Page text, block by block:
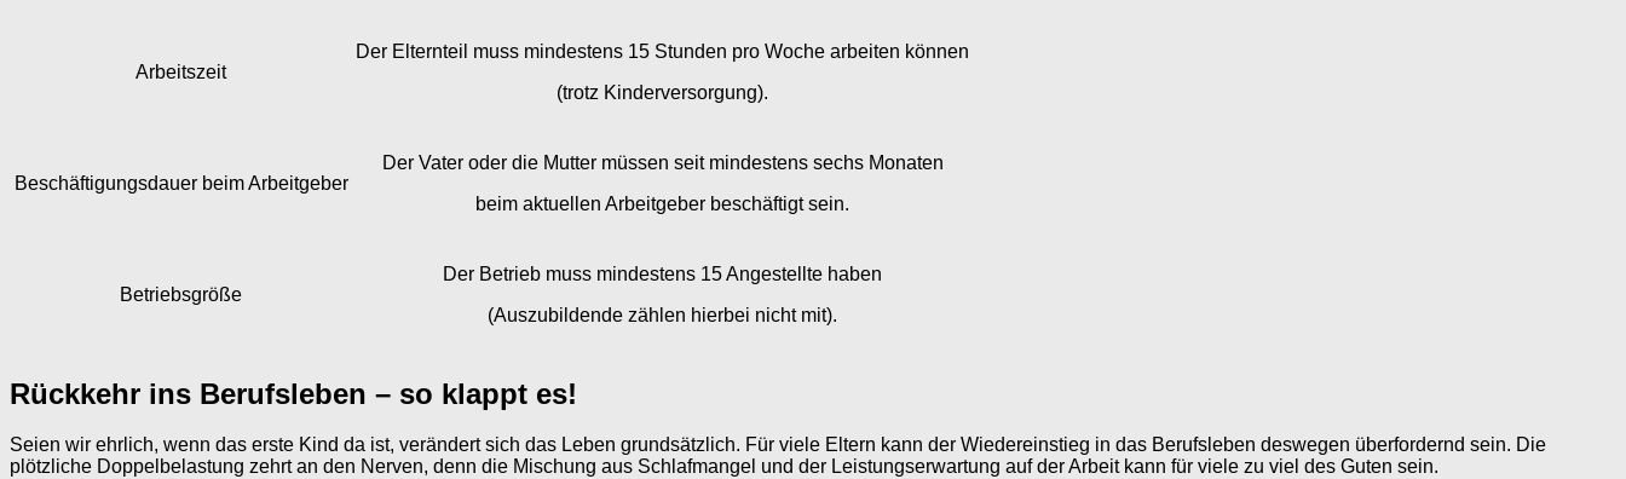
Arbeitszeit
Der Elternteil muss mindestens 15 Stunden pro Woche arbeiten können
(trotz Kinderversorgung).
Beschäftigungsdauer beim Arbeitgeber
Der Vater oder die Mutter müssen seit mindestens sechs Monaten
beim aktuellen Arbeitgeber beschäftigt sein.
Betriebsgröße
Der Betrieb muss mindestens 15 Angestellte haben
(Auszubildende zählen hierbei nicht mit).
Rückkehr ins Berufsleben – so klappt es!
Seien wir ehrlich, wenn das erste Kind da ist, verändert sich das Leben grundsätzlich. Für viele Eltern kann der Wiedereinstieg in das Berufsleben deswegen überfordernd sein. Die
plötzliche Doppelbelastung zehrt an den Nerven, denn die Mischung aus Schlafmangel und der Leistungserwartung auf der Arbeit kann für viele zu viel des Guten sein.